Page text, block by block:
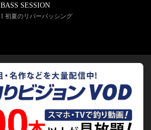
BASS SESSION
1 初夏のリバーバッシング